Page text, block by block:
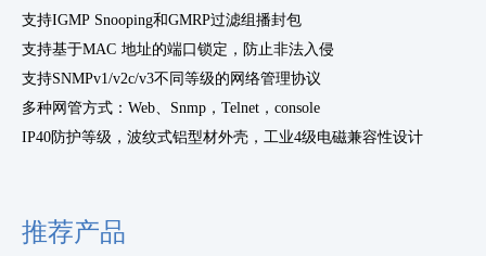
支持IGMP Snooping和GMRP过滤组播封包
支持基于MAC 地址的端口锁定，防止非法入侵
支持SNMPv1/v2c/v3不同等级的网络管理协议
多种网管方式： Web、Snmp，Telnet，console
IP40防护等级，波纹式铝型材外壳，工业4级电磁兼容性设计
推荐产品